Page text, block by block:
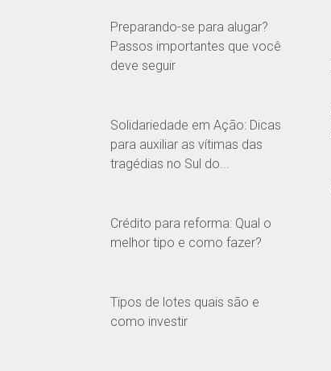
Preparando-se para alugar?
Passos importantes que você
deve seguir
Solidariedade em Ação: Dicas
para auxiliar as vítimas das
tragédias no Sul do...
Crédito para reforma: Qual o
melhor tipo e como fazer?
Tipos de lotes quais são e
como investir